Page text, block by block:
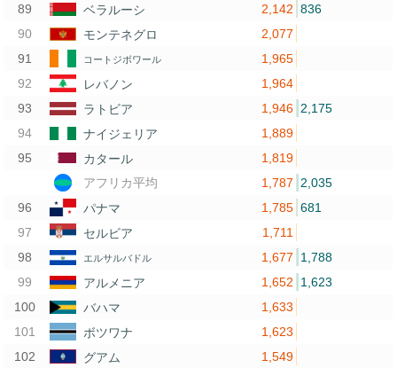
ベラルーシ
2,142 836
モンテネグロ
2,077
コートジボワール
1,965
レバノン
1,964
ラトビア
1,946 2,175
ナイジェリア
1,889
カタール
1,819
アフリカ平均
1,787
2,035
パナマ
1,785 681
セルビア
1,711
エルサルバドル 1,677
1,788
アルメニア
1,652
1,623
バハマ
1,633
ボツワナ
1,623
グアム
1,549